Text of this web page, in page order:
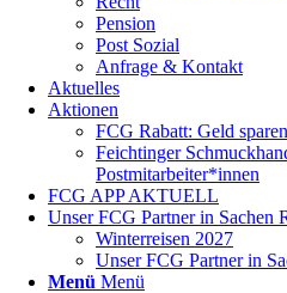
Pension
Post Sozial
Anfrage & Kontakt
Aktuelles
Aktionen
FCG Rabatt: Geld
Feichtinger
Postmitarbeiter*innen
FCG APP AKTUELL
Unser FCG Partner in Sachen
Winterreisen 2027
Unser FCG Partner in
Menü Menü